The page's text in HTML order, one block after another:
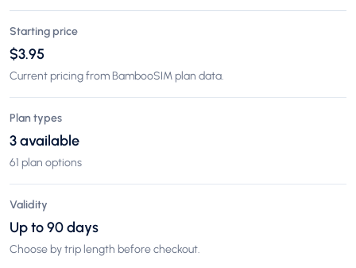
Starting price
$3.95
Current pricing from BambooSIM plan data.
Plan types
3 available
61 plan options
Validity
Up to 90 days
Choose by trip length before checkout.